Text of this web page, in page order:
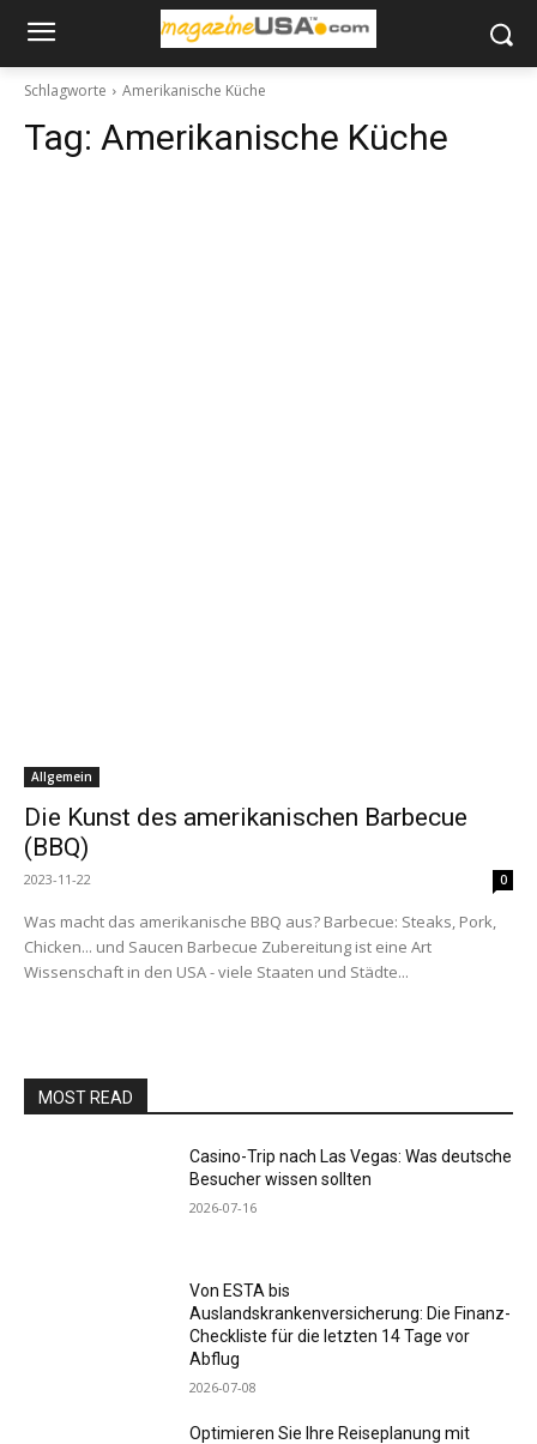
Schlagworte Amerikanische Küche
Tag: Amerikanische Küche
Allgemein
Die Kunst des amerikanischen Barbecue
(BBQ)
2023-11-22 0
Was macht das amerikanische BBQ aus? Barbecue: Steaks, Pork,
Chicken... und Saucen Barbecue Zubereitung ist eine Art
Wissenschaft in den USA - viele Staaten und Städte...
MOST READ
Casino-Trip nach Las Vegas: Was deutsche
Besucher wissen sollten
2026-07-16
Von ESTA bis
Auslandskrankenversicherung: Die Finanz-
Checkliste für die letzten 14 Tage vor
Abflug
2026-07-08
Optimieren Sie Ihre Reiseplanung mit